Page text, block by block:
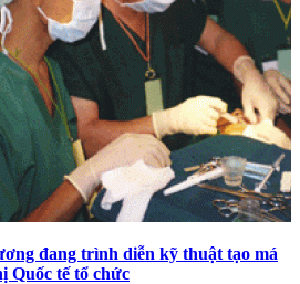
đang trình diễn kỹ thuật tạo má
Quốc tế tổ chức